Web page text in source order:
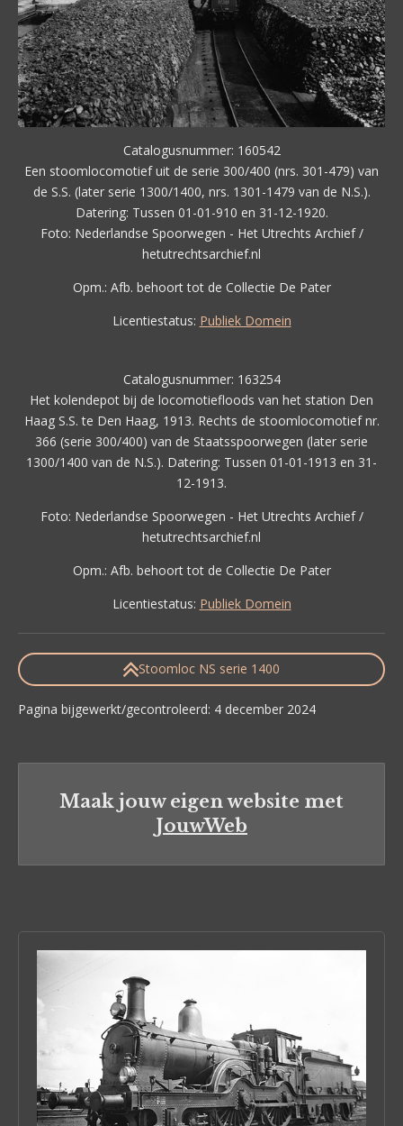
Catalogusnummer: 160542
Een stoomlocomotief uit de serie 300/400 (nrs. 301-479) van
de S.S. (later serie 1300/1400, nrs. 1301-1479 van de N.S.).
Datering: Tussen 01-01-910 en 31-12-1920.
Foto: Nederlandse Spoorwegen - Het Utrechts Archief /
hetutrechtsarchief.nl
Opm.: Afb. behoort tot de Collectie De Pater
Licentiestatus: Publiek Domein
Catalogusnummer: 163254
Het kolendepot bij de locomotiefloods van het station Den
Haag S.S. te Den Haag, 1913. Rechts de stoomlocomotief nr.
366 (serie 300/400) van de Staatsspoorwegen (later serie
1300/1400 van de N.S.). Datering: Tussen 01-01-1913 en 31-
12-1913.
Foto: Nederlandse Spoorwegen - Het Utrechts Archief /
hetutrechtsarchief.nl
Opm.: Afb. behoort tot de Collectie De Pater
Licentiestatus: Publiek Domein
Stoomloc NS serie 1400
Pagina bijgewerkt/gecontroleerd: 4 december 2024
Maak jouw eigen website met
JouwWeb